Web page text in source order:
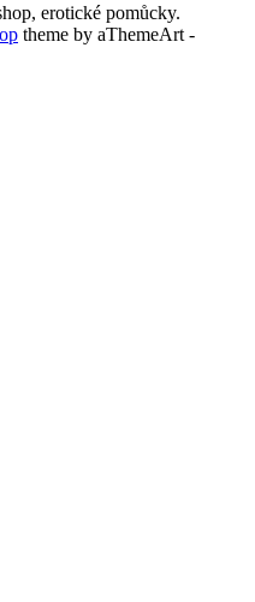
erotické pomůcky.
theme by aThemeArt -